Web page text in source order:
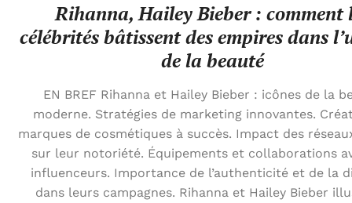
Rihanna, Hailey Bieber : comment
célébrités bâtissent des empires dans
de la beauté
EN BREF Rihanna et Hailey Bieber : icônes de la
moderne. Stratégies de marketing innovantes.
marques de cosmétiques à succès. Impact des
sur leur notoriété. Équipements et collaborations
influenceurs. Importance de l’authenticité et de la
dans leurs campagnes. Rihanna et Hailey Bieber